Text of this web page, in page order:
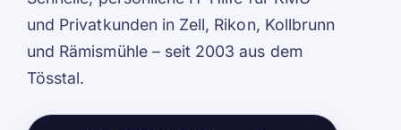
und Privatkunden in Zell, Rikon, Kollbrunn
und Rämismühle – seit 2003 aus dem
Tösstal.